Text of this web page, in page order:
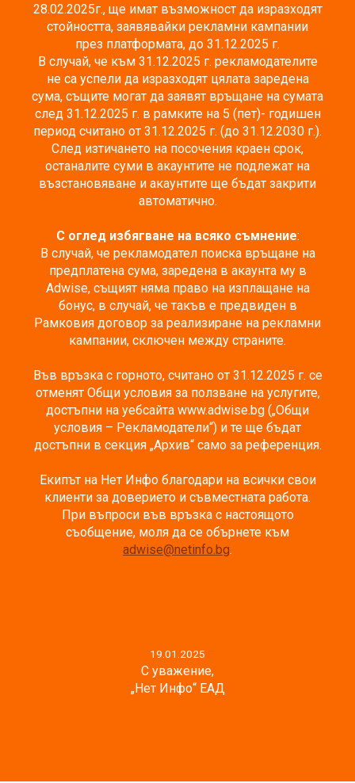
28.02.2025г., ще имат възможност да изразходят
стойността, заявявайки рекламни кампании
през платформата, до 31.12.2025 г.
В случай, че към 31.12.2025 г. рекламодателите
не са успели да изразходят цялата заредена
сума, същите могат да заявят връщане на сумата
след 31.12.2025 г. в рамките на 5 (пет)- годишен
период считано от 31.12.2025 г. (до 31.12.2030 г.).
След изтичането на посочения краен срок,
останалите суми в акаунтите не подлежат на
възстановяване и акаунтите ще бъдат закрити
автоматично.
С оглед избягване на всяко съмнение:
В случай, че рекламодател поиска връщане на
предплатена сума, заредена в акаунта му в
Adwise, същият няма право на изплащане на
бонус, в случай, че такъв е предвиден в
Рамковия договор за реализиране на рекламни
кампании, сключен между страните.
Във връзка с горното, считано от 31.12.2025 г. се
отменят Общи условия за ползване на услугите,
достъпни на уебсайта www.adwise.bg („Общи
условия – Рекламодатели“) и те ще бъдат
достъпни в секция „Архив“ само за референция.
Екипът на Нет Инфо благодари на всички свои
клиенти за доверието и съвместната работа.
При въпроси във връзка с настоящото
съобщение, моля да се обърнете към
adwise@netinfo.bg.
19.01.2025
С уважение,
„Нет Инфо“ ЕАД